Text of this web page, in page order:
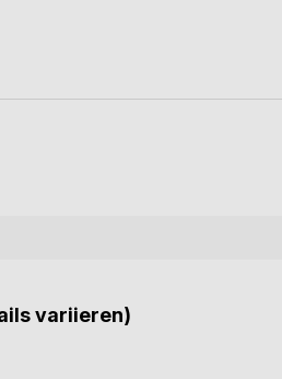
variieren)